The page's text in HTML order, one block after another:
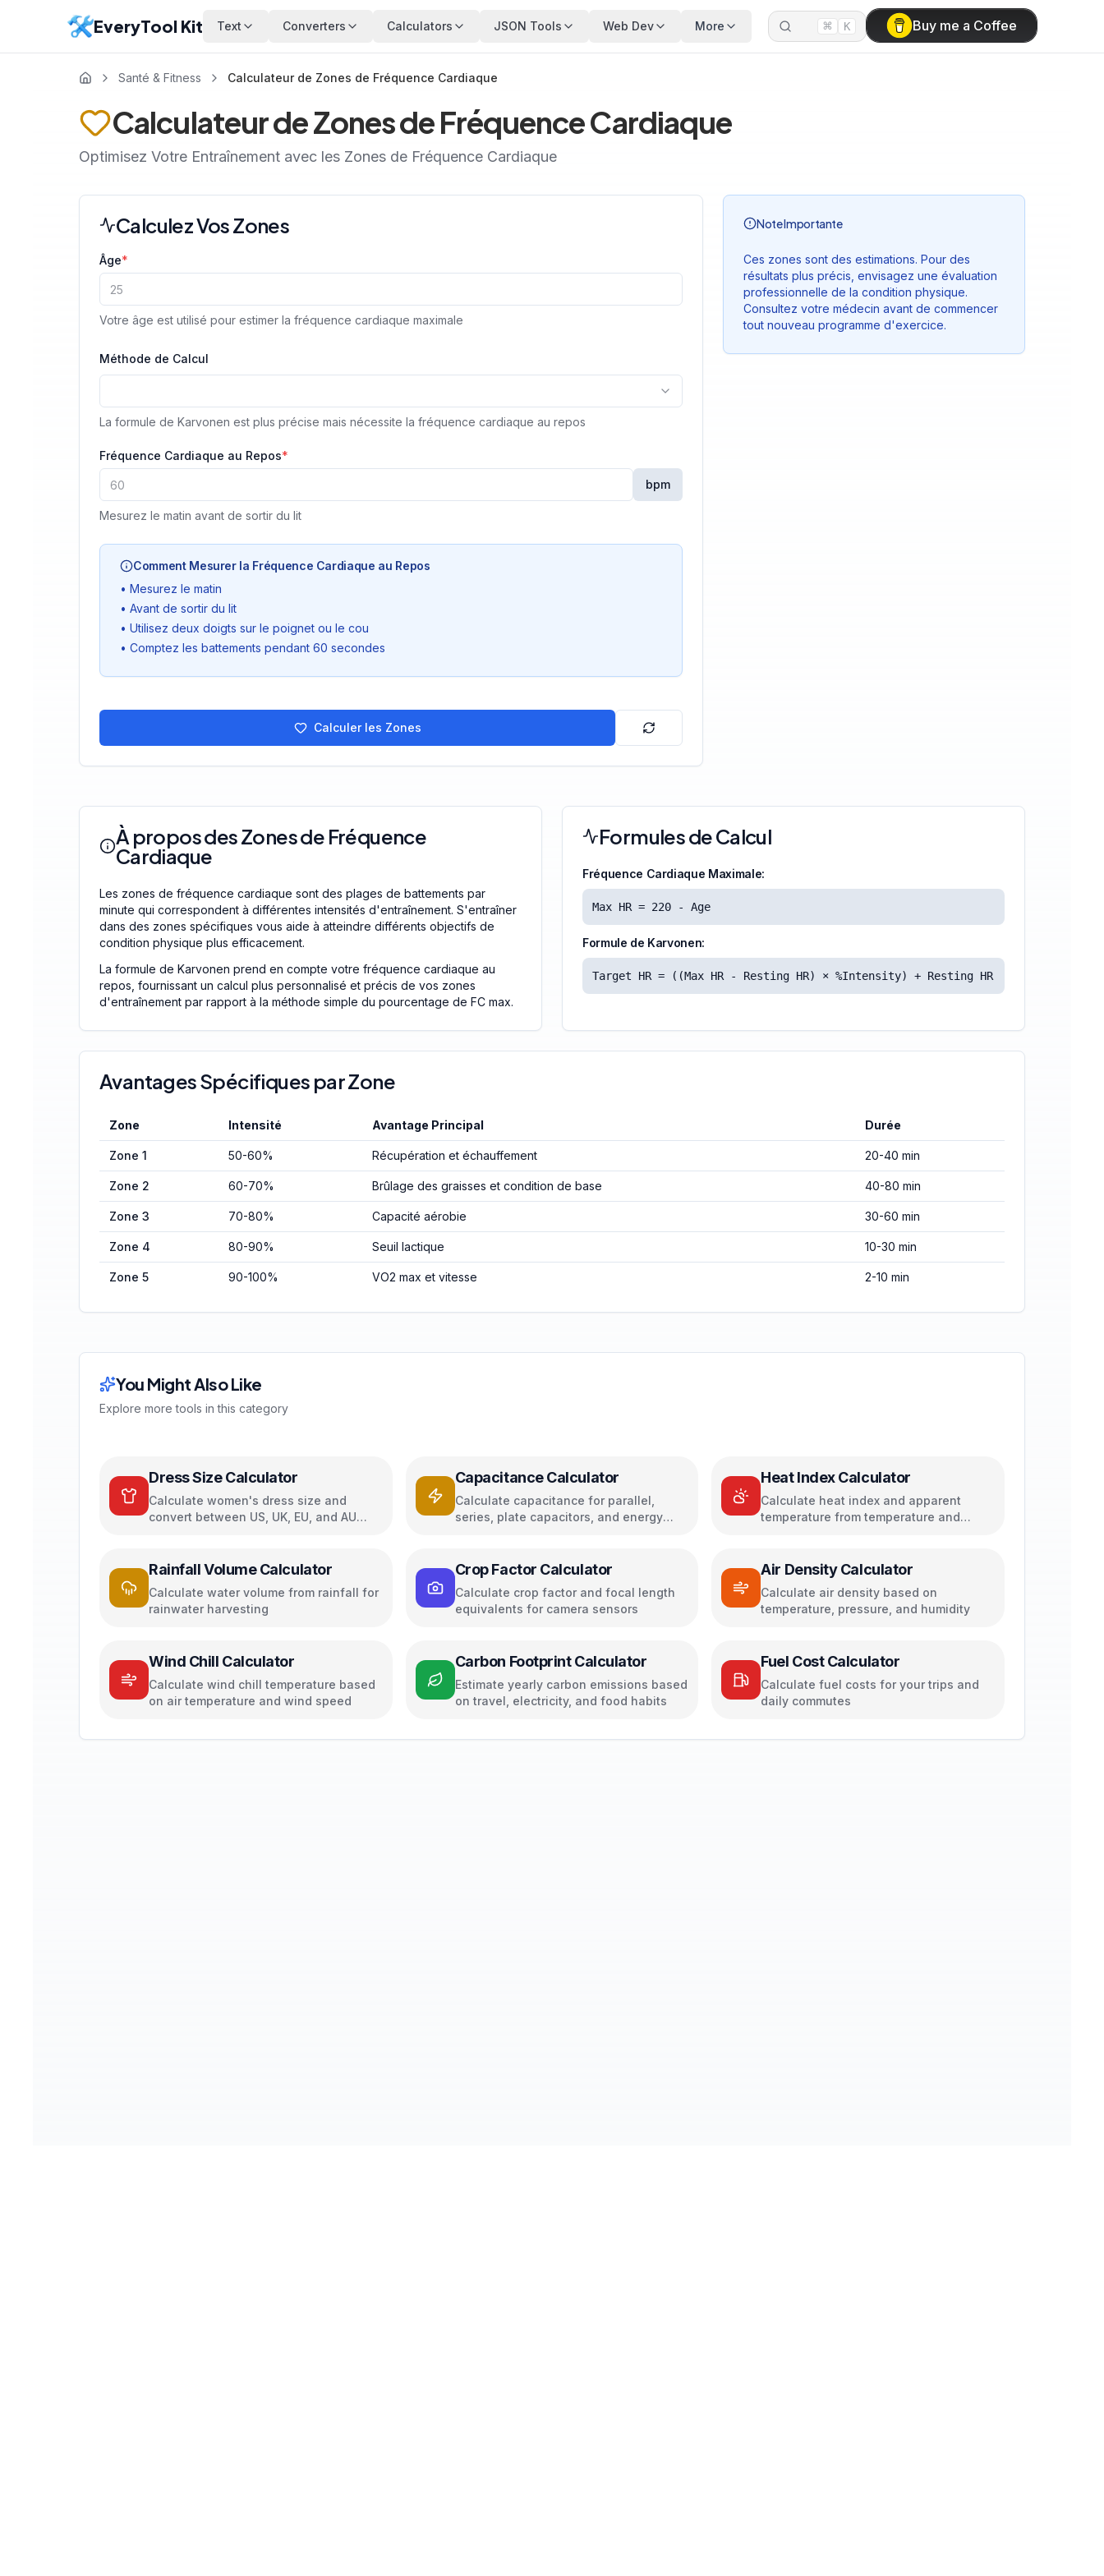
EveryTool Kit Text Converters Calculators JSON Tools Web Dev More ⌘ K Buy me a Coffee
Santé & Fitness Calculateur de Zones de Fréquence Cardiaque
Calculateur de Zones de Fréquence Cardiaque
Optimisez Votre Entraînement avec les Zones de Fréquence Cardiaque
Calculez Vos Zones
Âge*
Votre âge est utilisé pour estimer la fréquence cardiaque maximale
Méthode de Calcul
La formule de Karvonen est plus précise mais nécessite la fréquence cardiaque au repos
Fréquence Cardiaque au Repos*
bpm
Mesurez le matin avant de sortir du lit
Comment Mesurer la Fréquence Cardiaque au Repos
• Mesurez le matin
• Avant de sortir du lit
• Utilisez deux doigts sur le poignet ou le cou
• Comptez les battements pendant 60 secondes
Calculer les Zones
Note Importante
Ces zones sont des estimations. Pour des
résultats plus précis, envisagez une évaluation
professionnelle de la condition physique.
Consultez votre médecin avant de commencer
tout nouveau programme d'exercice.
À propos des Zones de Fréquence
Cardiaque
Les zones de fréquence cardiaque sont des plages de battements par
minute qui correspondent à différentes intensités d'entraînement. S'entraîner
dans des zones spécifiques vous aide à atteindre différents objectifs de
condition physique plus efficacement.
La formule de Karvonen prend en compte votre fréquence cardiaque au
repos, fournissant un calcul plus personnalisé et précis de vos zones
d'entraînement par rapport à la méthode simple du pourcentage de FC max.
Formules de Calcul
Fréquence Cardiaque Maximale:
Max HR = 220 - Age
Formule de Karvonen:
Target HR = ((Max HR - Resting HR) × %Intensity) + Resting HR
Avantages Spécifiques par Zone
Zone Intensité Avantage Principal Durée
Zone 1 50-60% Récupération et échauffement 20-40 min
Zone 2 60-70% Brûlage des graisses et condition de base 40-80 min
Zone 3 70-80% Capacité aérobie 30-60 min
Zone 4 80-90% Seuil lactique 10-30 min
Zone 5 90-100% VO2 max et vitesse 2-10 min
You Might Also Like
Explore more tools in this category
Dress Size Calculator
Calculate women's dress size and
convert between US, UK, EU, and AU
Capacitance Calculator
Calculate capacitance for parallel,
series, plate capacitors, and energy
Heat Index Calculator
Calculate heat index and apparent
temperature from temperature and
Rainfall Volume Calculator
Calculate water volume from rainfall for
rainwater harvesting
Crop Factor Calculator
Calculate crop factor and focal length
equivalents for camera sensors
Air Density Calculator
Calculate air density based on
temperature, pressure, and humidity
Wind Chill Calculator
Calculate wind chill temperature based
on air temperature and wind speed
Carbon Footprint Calculator
Estimate yearly carbon emissions based
on travel, electricity, and food habits
Fuel Cost Calculator
Calculate fuel costs for your trips and
daily commutes